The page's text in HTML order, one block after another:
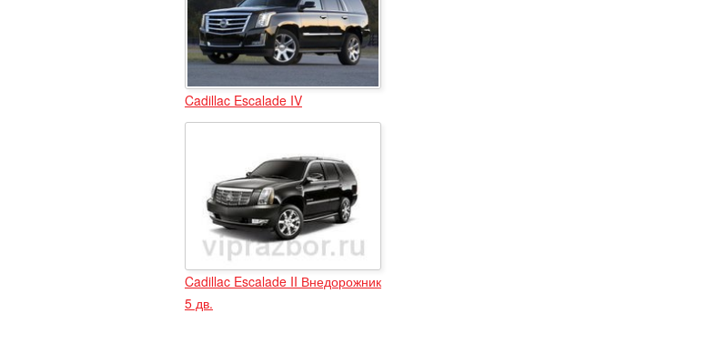
Cadillac Escalade IV
Cadillac Escalade II Внедорожник
5 дв.